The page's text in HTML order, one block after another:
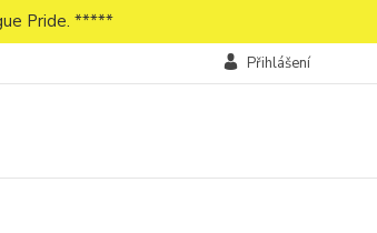
Pride. *****
Přihlášení